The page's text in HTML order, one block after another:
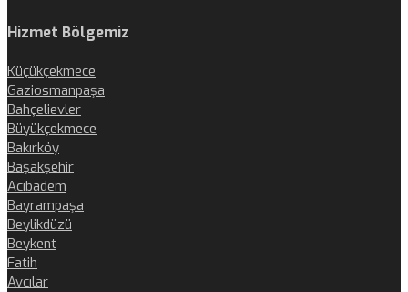
Hizmet Bölgemiz
Küçükçekmece
Gaziosmanpaşa
Bahçelievler
Büyükçekmece
Bakırköy
Başakşehir
Acıbadem
Bayrampaşa
Beylikdüzü
Beykent
Fatih
Avcılar